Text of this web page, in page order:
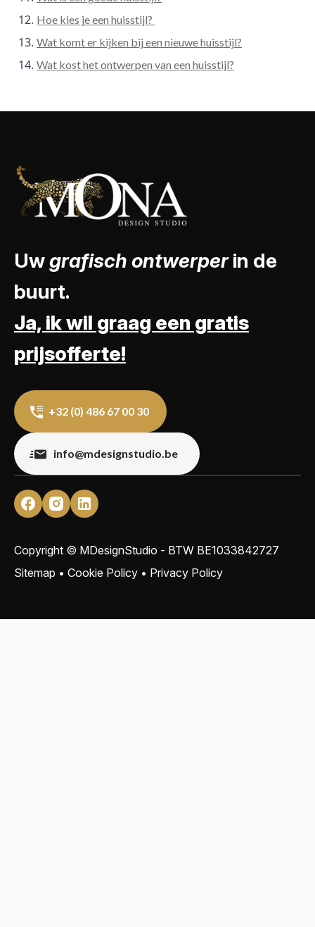
Hoe kies je een huisstijl?
Wat komt er kijken bij een nieuwe huisstijl?
Wat kost het ontwerpen van een huisstijl?
Uwgrafisch ontwerperin de
buurt.
Ja, ik wil graag een gratis
prijsofferte!
+32 (0) 486 67 00 30
info@mdesignstudio.be
Copyright © MDesignStudio - BTW BE1033842727
Sitemap • Cookie Policy • Privacy Policy